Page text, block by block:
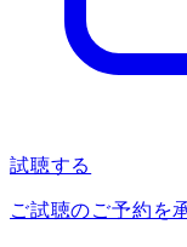
試聴する
ご試聴のご予約を